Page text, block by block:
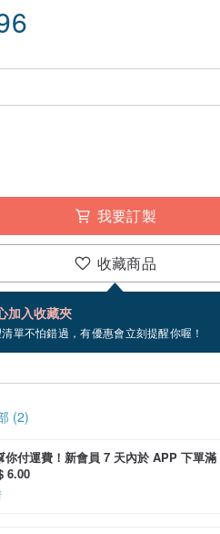
我要訂製
收藏商品
加入收藏夾
單不怕錯過，有優惠會立刻提醒你喔！
，免費幫你寄送電子賀卡。
電子
」。付款後需 5 個工作天製作。現
(2)
付運費！新會員 7 天內於 APP 下單
6.00